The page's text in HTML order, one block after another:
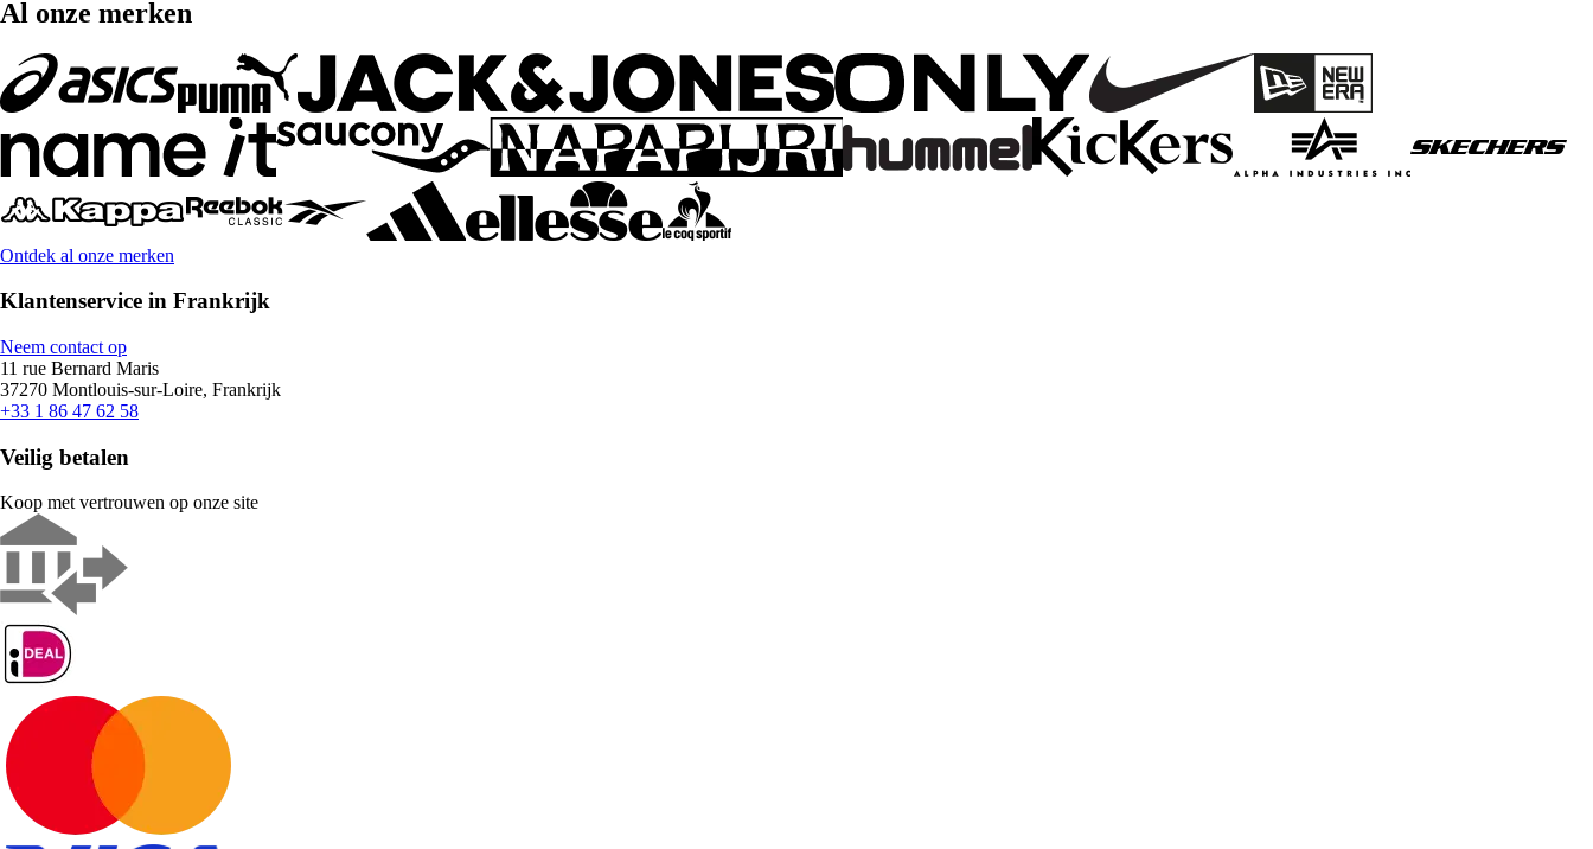
Al onze merken
Ontdek al onze merken
Klantenservice in Frankrijk
Neem contact op
11 rue Bernard Maris
37270 Montlouis-sur-Loire, Frankrijk
+33 1 86 47 62 58
Veilig betalen
Koop met vertrouwen op onze site